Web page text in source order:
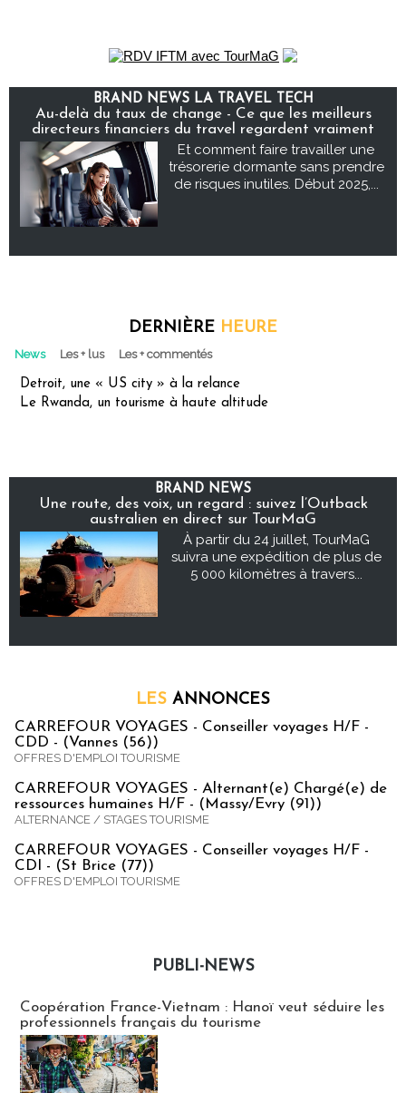
BRAND NEWS LA TRAVEL TECH
Au-delà du taux de change - Ce que les meilleurs
directeurs financiers du travel regardent vraiment
Et comment faire travailler une
trésorerie dormante sans prendre
de risques inutiles. Début 2025,...
DERNIÈRE HEURE
News Les + lus Les + commentés
Detroit, une « US city » à la relance
Le Rwanda, un tourisme à haute altitude
BRAND NEWS
Une route, des voix, un regard : suivez l’Outback
australien en direct sur TourMaG
À partir du 24 juillet, TourMaG
suivra une expédition de plus de
5 000 kilomètres à travers...
LES ANNONCES
CARREFOUR VOYAGES - Conseiller voyages H/F -
CDD - (Vannes (56))
OFFRES D'EMPLOI TOURISME
CARREFOUR VOYAGES - Alternant(e) Chargé(e) de
ressources humaines H/F - (Massy/Evry (91))
ALTERNANCE / STAGES TOURISME
CARREFOUR VOYAGES - Conseiller voyages H/F -
CDI - (St Brice (77))
OFFRES D'EMPLOI TOURISME
PUBLI-NEWS
Coopération France-Vietnam : Hanoï veut séduire les
professionnels français du tourisme